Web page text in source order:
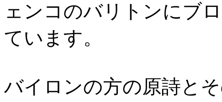
ェンコのバリトンにブ
ています。
バイロンの方の原詩と